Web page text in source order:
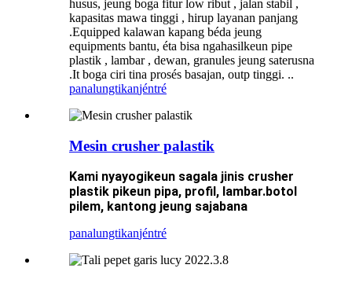
husus, jeung boga fitur low ribut , jalan stabil ,
kapasitas mawa tinggi , hirup layanan panjang
.Equipped kalawan kapang béda jeung
equipments bantu, éta bisa ngahasilkeun pipe
plastik , lambar , dewan, granules jeung saterusna
.It boga ciri tina prosés basajan, outp tinggi. ..
panalungtikanjéntré
Mesin crusher palastik
Kami nyayogikeun sagala jinis crusher
plastik pikeun pipa, profil, lambar.botol
pilem, kantong jeung sajabana
panalungtikanjéntré